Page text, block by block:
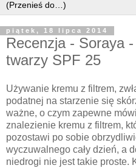
piątek, 18 lipca 2014
Recenzja - Soraya
twarzy SPF 25
Używanie kremu z filtrem,
podatnej na starzenie się
ważne, o czym zapewne
znalezienie kremu z filtrem,
pozostawi po sobie
wyczuwalnego cały dzień, a
niedrogi nie jest takie proste.